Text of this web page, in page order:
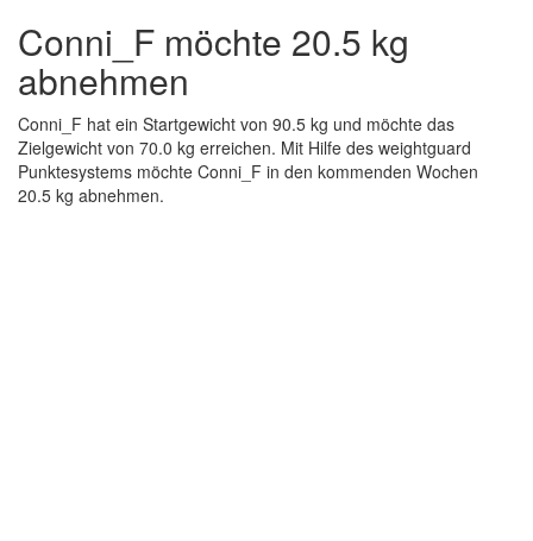
Conni_F möchte 20.5 kg
abnehmen
Conni_F hat ein Startgewicht von 90.5 kg und möchte das
Zielgewicht von 70.0 kg erreichen. Mit Hilfe des weightguard
Punktesystems möchte Conni_F in den kommenden Wochen
20.5 kg abnehmen.